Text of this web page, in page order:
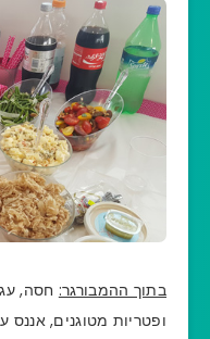
בתוך ההמבורגר: חסה,
ופטריות מטוגנים, אננס